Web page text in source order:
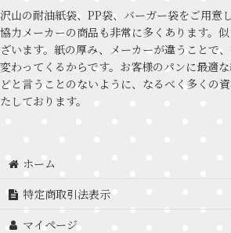
沢山の耐油紙袋、PP袋、バーガー袋をご用意
協力メーカーの商品も非常に多くあります。
ざいます。紙の厚み、メーカーが違うことで
変わってくるからです。お客様のパンに最適
どと言うことのないように、なるべく多くの
たしております。
ホーム
特定商取引法表示
マイページ